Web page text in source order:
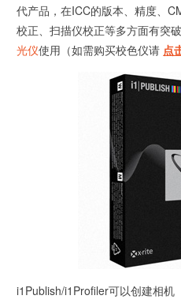
代产品，在ICC的版本、精度、
校正、扫描仪校正等多方面有突
光仪使用（如需购买校色仪请 点
i1Publish/i1Profiler可以创建相